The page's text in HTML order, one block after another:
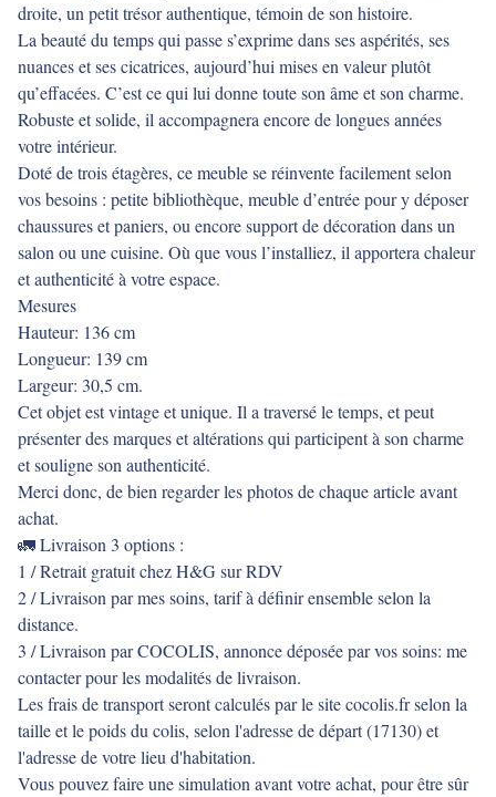
droite, un petit trésor authentique, témoin de son histoire.
La beauté du temps qui passe s’exprime dans ses aspérités, ses
nuances et ses cicatrices, aujourd’hui mises en valeur plutôt
qu’effacées. C’est ce qui lui donne toute son âme et son charme.
Robuste et solide, il accompagnera encore de longues années
votre intérieur.
Doté de trois étagères, ce meuble se réinvente facilement selon
vos besoins : petite bibliothèque, meuble d’entrée pour y déposer
chaussures et paniers, ou encore support de décoration dans un
salon ou une cuisine. Où que vous l’installiez, il apportera chaleur
et authenticité à votre espace.
Mesures
Hauteur: 136 cm
Longueur: 139 cm
Largeur: 30,5 cm.
Cet objet est vintage et unique. Il a traversé le temps, et peut
présenter des marques et altérations qui participent à son charme
et souligne son authenticité.
Merci donc, de bien regarder les photos de chaque article avant
achat.
🚛 Livraison 3 options :
1 / Retrait gratuit chez H&G sur RDV
2 / Livraison par mes soins, tarif à définir ensemble selon la
distance.
3 / Livraison par COCOLIS, annonce déposée par vos soins: me
contacter pour les modalités de livraison.
Les frais de transport seront calculés par le site cocolis.fr selon la
taille et le poids du colis, selon l'adresse de départ (17130) et
l'adresse de votre lieu d'habitation.
Vous pouvez faire une simulation avant votre achat, pour être sûr